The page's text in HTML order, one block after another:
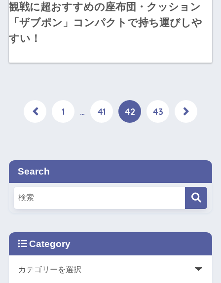
観戦に超おすすめの座布団・クッション
「ザブポン」コンパクトで持ち運びしや
すい！
1 … 41 42 43
Search
Category